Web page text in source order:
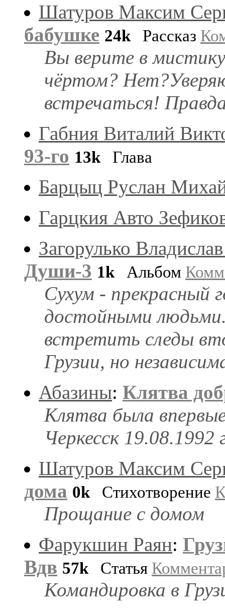
Шатуров Максим
бабушке 24k Рассказ
Вы верите в
чёртом?
встречаться!
Габния Виталий
93-го 13k Глава
Барцыц Руслан
Гарцкия Авто
Загорулько
Души-3 1k Альбом
Сухум - прекрасный
достойными
встретить следы
Грузии, но
Абазины: Клятва
Клятва была
Черкесск 19.08.1992
Шатуров Максим
дома 0k Стихотворение
Прощание с домом
Фарукшин Раян:
Вдв 57k Статья
Командировка в